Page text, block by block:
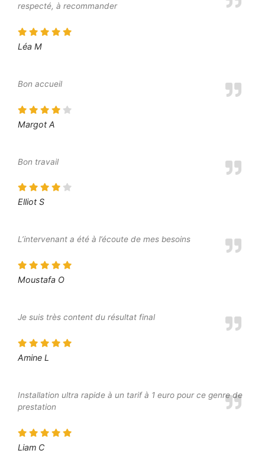
respecté, à recommander
Léa M
Bon accueil
Margot A
Bon travail
Elliot S
L’intervenant a été à l’écoute de mes besoins
Moustafa O
Je suis très content du résultat final
Amine L
Installation ultra rapide à un tarif à 1 euro pour ce genre de
prestation
Liam C